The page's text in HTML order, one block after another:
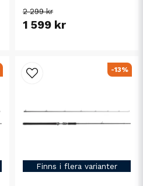
2 299 kr
1 599 kr
Finns i flera varianter
-13%